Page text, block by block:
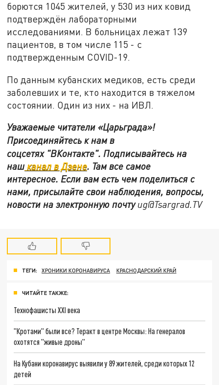
борются 1045 жителей, у 530 из них ковид
подтверждён лабораторными
исследованиями. В больницах лежат 139
пациентов, в том числе 115 - с
подтвержденным COVID-19.
По данным кубанских медиков, есть среди
заболевших и те, кто находится в тяжелом
состоянии. Один из них - на ИВЛ.
Уважаемые читатели «Царьграда»!
Присоединяйтесь к нам в
соцсетях "ВКонтакте". Подписывайтесь на
нашканал в Дзене. Там все самое
интересное. Если вам есть чем поделиться с
нами, присылайте свои наблюдения, вопросы,
новости на электронную почтуug@Tsargrad.TV
ТЕГИ: ХРОНИКИ КОРОНАВИРУСА КРАСНОДАРСКИЙ КРАЙ
ЧИТАЙТЕ ТАКЖЕ:
Технофашисты XXI века
"Кротами" были все? Теракт в центре Москвы: На генералов
охотятся "живые дроны"
На Кубани коронавирус выявили у 89 жителей, среди которых 12
детей